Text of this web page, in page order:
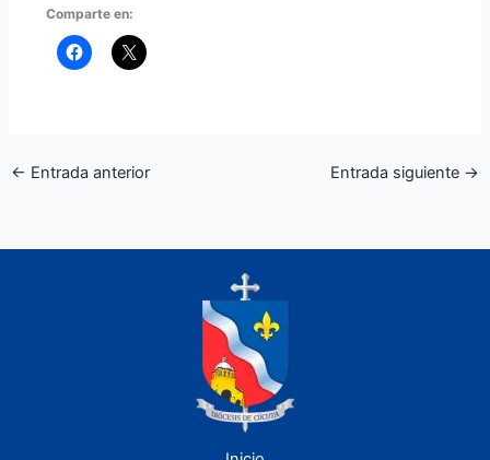
Comparte en:
← Entrada anterior Entrada siguiente →